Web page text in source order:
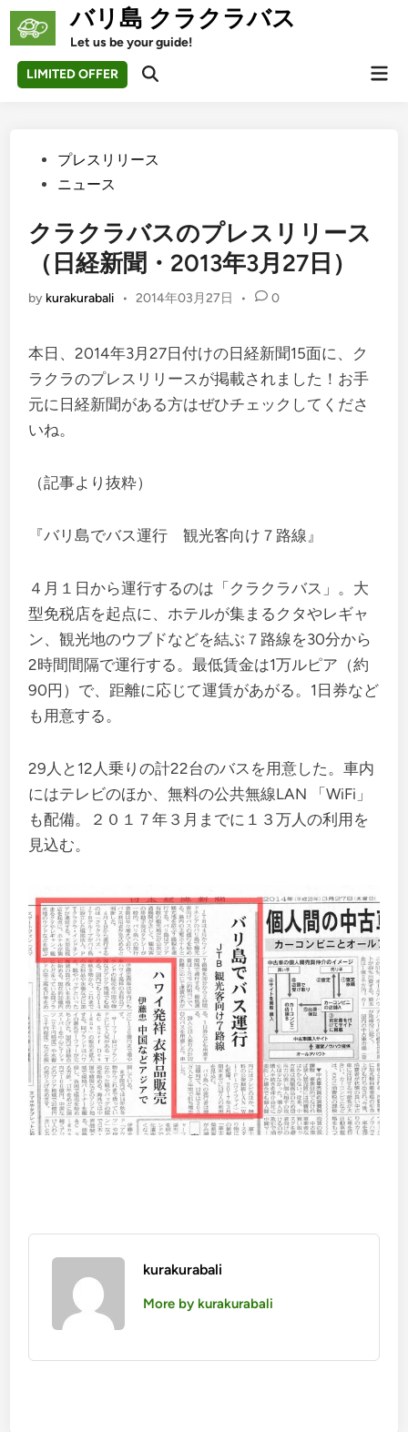
Skip
バリ島 クラクラバス
Let us be your guide!
LIMITED OFFER
Open
Postedプレスリリース
ニュース
クラクラバスのプレスリリース
（日経新聞・2013年3月27日）
by kurakurabali • 2014年03月27日 • 0
本日、2014年3月27日付けの日経新聞15面に、ク
ラクラのプレスリリースが掲載されました！お手
元に日経新聞がある方はぜひチェックしてくださ
いね。
（記事より抜粋）
『バリ島でバス運行 観光客向け７路線』
４月１日から運行するのは「クラクラバス」。大
型免税店を起点に、ホテルが集まるクタやレギャ
ン、観光地のウブドなどを結ぶ７路線を30分から
2時間間隔で運行する。最低賃金は1万ルピア（約
90円）で、距離に応じて運賃があがる。1日券など
も用意する。
29人と12人乗りの計22台のバスを用意した。車内
にはテレビのほか、無料の公共無線LAN 「WiFi」
も配備。２０１７年３月までに１３万人の利用を
見込む。
kurakurabali
More by kurakurabali